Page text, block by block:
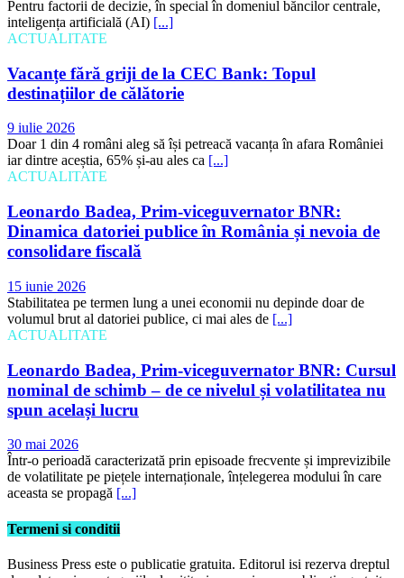
Pentru factorii de decizie, în special în domeniul băncilor centrale,
inteligența artificială (AI) [...]
ACTUALITATE
Vacanțe fără griji de la CEC Bank: Topul
destinațiilor de călătorie
9 iulie 2026
Doar 1 din 4 români aleg să își petreacă vacanța în afara României
iar dintre aceștia, 65% și-au ales ca [...]
ACTUALITATE
Leonardo Badea, Prim-viceguvernator BNR:
Dinamica datoriei publice în România și nevoia de
consolidare fiscală
15 iunie 2026
Stabilitatea pe termen lung a unei economii nu depinde doar de
volumul brut al datoriei publice, ci mai ales de [...]
ACTUALITATE
Leonardo Badea, Prim-viceguvernator BNR: Cursul
nominal de schimb – de ce nivelul și volatilitatea nu
spun același lucru
30 mai 2026
Într-o perioadă caracterizată prin episoade frecvente și imprevizibile
de volatilitate pe piețele internaționale, înțelegerea modului în care
aceasta se propagă [...]
Termeni si conditii
Business Press este o publicatie gratuita. Editorul isi rezerva dreptul